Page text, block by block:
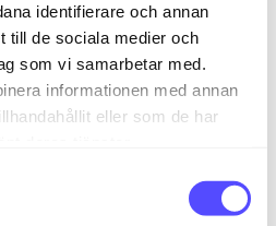
identifierare och annan
till de sociala medier och
som vi samarbetar med.
informationen med annan
eller som de har
för distribution
Automatisk distribution